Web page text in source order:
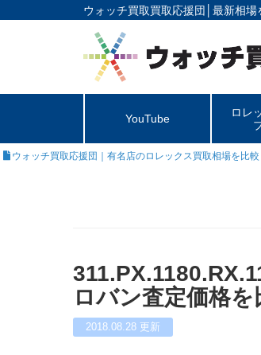
ウォッチ買取買取応援団│ 最新相場
YouTube
ロレ
ウォッチ買取応援団｜有名店のロレックス買取相場を比
ロバン査定価格を
2018.08.28 更新